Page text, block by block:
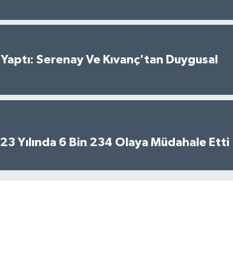
Serenay Ve Kıvanç'tan Duygusal
Yılında 6 Bin 234 Olaya Müdahale Etti